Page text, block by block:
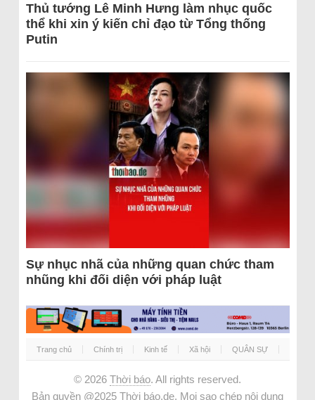
Thủ tướng Lê Minh Hưng làm nhục quốc
thể khi xin ý kiến chỉ đạo từ Tổng thống
Putin
Sự nhục nhã của những quan chức tham
nhũng khi đối diện với pháp luật
Trang chủ Chính trị Kinh tế Xã hội QUÂN SỰ
© 2026 Thời báo. All rights reserved.
Bản quyền @2025 Thời báo.de. Mọi sao chép nội dung